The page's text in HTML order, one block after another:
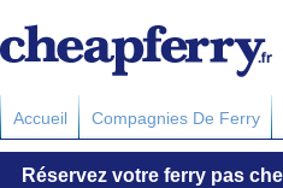
Accueil Compagnies De Ferry